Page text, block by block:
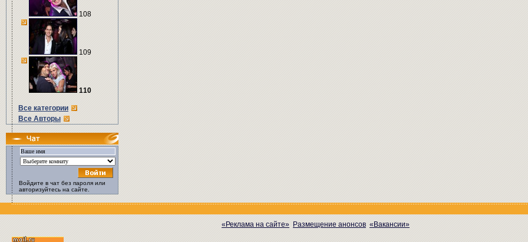
108
109
110
Все категории
Все Авторы
Войдите в чат без пароля или
авторизуйтесь на сайте.
«Реклама на сайте» Размещение анонсов «Вакансии»